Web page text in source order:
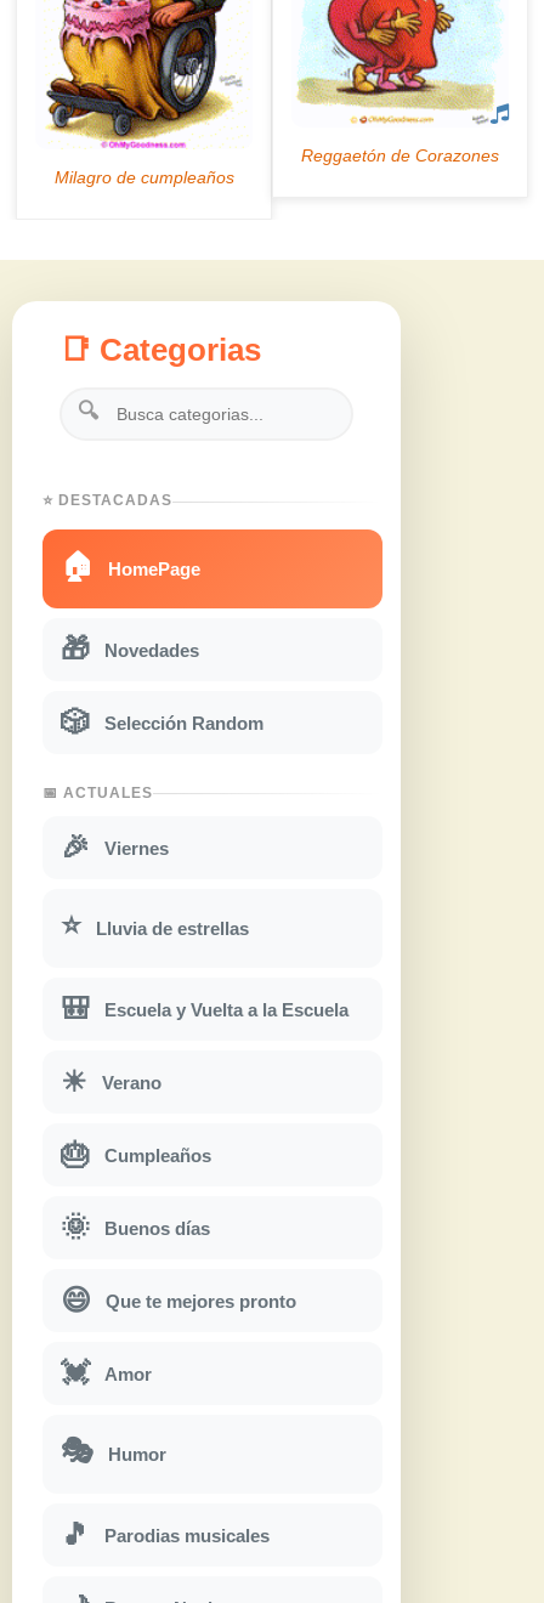
📑 Categorias
🔍
⭐ DESTACADAS
🏠 HomePage
🎁 Novedades
🎲 Selección Random
📅 ACTUALES
🎉 Viernes
⭐ Lluvia de estrellas
🎒 Escuela y Vuelta a la Escuela
☀ Verano
🎂 Cumpleaños
🌞 Buenos días
😄 Que te mejores pronto
💓 Amor
🎭 Humor
🎵 Parodias musicales